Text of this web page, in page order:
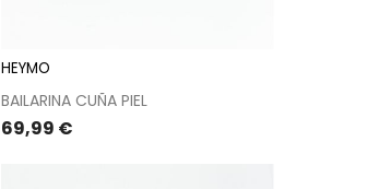
HEYMO
BAILARINA CUÑA PIEL
Precio
69,99 €